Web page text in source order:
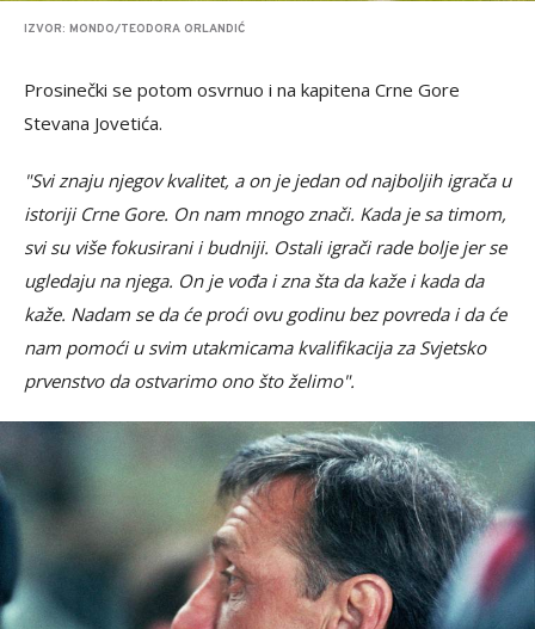
IZVOR: MONDO/TEODORA ORLANDIĆ
Prosinečki se potom osvrnuo i na kapitena Crne Gore
Stevana Jovetića.
"Svi znaju njegov kvalitet, a on je jedan od najboljih igrača u
istoriji Crne Gore. On nam mnogo znači. Kada je sa timom,
svi su više fokusirani i budniji. Ostali igrači rade bolje jer se
ugledaju na njega. On je vođa i zna šta da kaže i kada da
kaže. Nadam se da će proći ovu godinu bez povreda i da će
nam pomoći u svim utakmicama kvalifikacija za Svjetsko
prvenstvo da ostvarimo ono što želimo".